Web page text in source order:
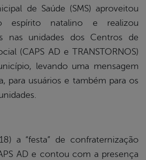
de Saúde (SMS) aproveitou
espírito natalino e realizou
nas unidades dos Centros de
(CAPS AD e TRANSTORNOS)
levando uma mensagem
para usuários e também para os
a “festa” de confraternização
AD e contou com a presença